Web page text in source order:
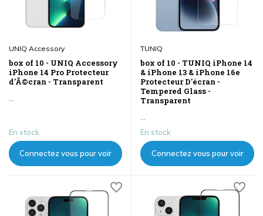
UNIQ Accessory
box of 10 - UNIQ Accessory
iPhone 14 Pro Protecteur
d'Ã©cran - Transparent
En stock
Connectez vous pour voir
TUNIQ
box of 10 - TUNIQ iPhone 14
& iPhone 13 & iPhone 16e
Protecteur D'écran -
Tempered Glass -
Transparent
...
En stock
Connectez vous pour voir